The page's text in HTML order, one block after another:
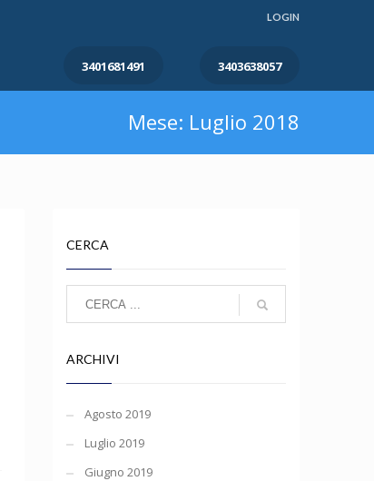
LOGIN
3401681491 3403638057
Mese: Luglio 2018
CERCA
ARCHIVI
Agosto 2019
Luglio 2019
Giugno 2019